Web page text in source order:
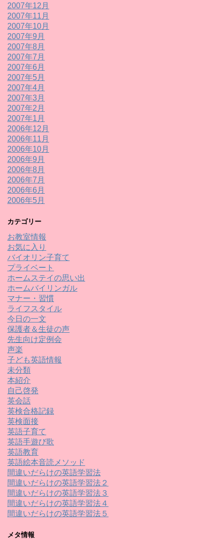
2007年12月
2007年11月
2007年10月
2007年9月
2007年8月
2007年7月
2007年6月
2007年5月
2007年4月
2007年3月
2007年2月
2007年1月
2006年12月
2006年11月
2006年10月
2006年9月
2006年8月
2006年7月
2006年6月
2006年5月
カテゴリー
お教室情報
お気に入り
バイオリン子育て
プライベート
ホームステイの思い出
ホームバイリンガル
マナー・習慣
ライフスタイル
今日の一文
保護者＆生徒の声
先生向け定例会
声楽
子ども英語情報
未分類
本紹介
自己啓発
英会話
英検合格記録
英検面接
英語子育て
英語手遊び歌
英語教育
英語絵本音読メソッド
間違いだらけの英語学習法
間違いだらけの英語学習法２
間違いだらけの英語学習法３
間違いだらけの英語学習法４
間違いだらけの英語学習法５
メタ情報